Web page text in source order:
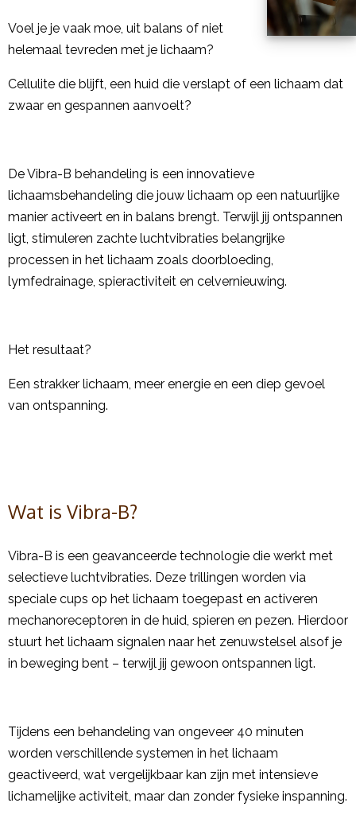
Voel je je vaak moe, uit balans of niet
helemaal tevreden met je lichaam?
Cellulite die blijft, een huid die verslapt of een lichaam dat
zwaar en gespannen aanvoelt?
De Vibra-B behandeling is een innovatieve
lichaamsbehandeling die jouw lichaam op een natuurlijke
manier activeert en in balans brengt. Terwijl jij ontspannen
ligt, stimuleren zachte luchtvibraties belangrijke
processen in het lichaam zoals doorbloeding,
lymfedrainage, spieractiviteit en celvernieuwing.
Het resultaat?
Een strakker lichaam, meer energie en een diep gevoel
van ontspanning.
Wat is Vibra-B?
Vibra-B is een geavanceerde technologie die werkt met
selectieve luchtvibraties. Deze trillingen worden via
speciale cups op het lichaam toegepast en activeren
mechanoreceptoren in de huid, spieren en pezen. Hierdoor
stuurt het lichaam signalen naar het zenuwstelsel alsof je
in beweging bent – terwijl jij gewoon ontspannen ligt.
Tijdens een behandeling van ongeveer 40 minuten
worden verschillende systemen in het lichaam
geactiveerd, wat vergelijkbaar kan zijn met intensieve
lichamelijke activiteit, maar dan zonder fysieke inspanning.